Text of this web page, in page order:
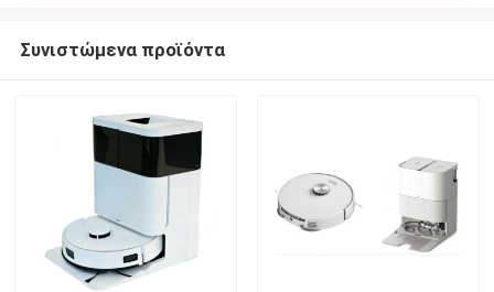
Συνιστώμενα προϊόντα